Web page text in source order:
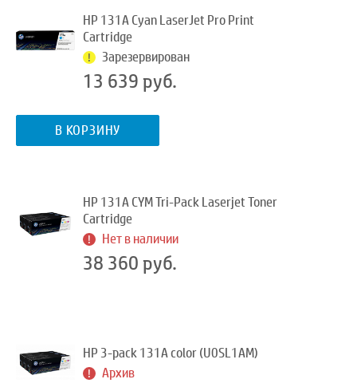
HP 131A Cyan LaserJet Pro Print
Cartridge
Зарезервирован
13 639 руб.
В КОРЗИНУ
HP 131A CYM Tri-Pack Laserjet Toner
Cartridge
Нет в наличии
38 360 руб.
HP 3-pack 131A color (U0SL1AM)
Архив